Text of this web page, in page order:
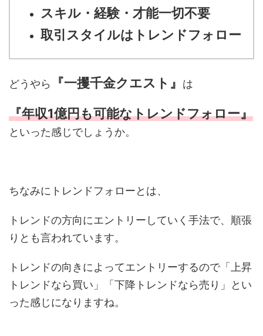
スキル・経験・才能一切不要
取引スタイルはトレンドフォロー
どうやら 『一攫千金クエスト』 は
『年収1億円も可能なトレンドフォロー』
といった感じでしょうか。
ちなみにトレンドフォローとは、
トレンドの方向にエントリーしていく手法で、順張
りとも言われています。
トレンドの向きによってエントリーするので「上昇
トレンドなら買い」「下降トレンドなら売り」とい
った感じになりますね。